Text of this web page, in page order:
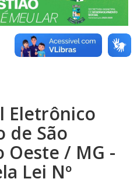
Eletrônico
de São
Oeste / MG -
Lei Nº